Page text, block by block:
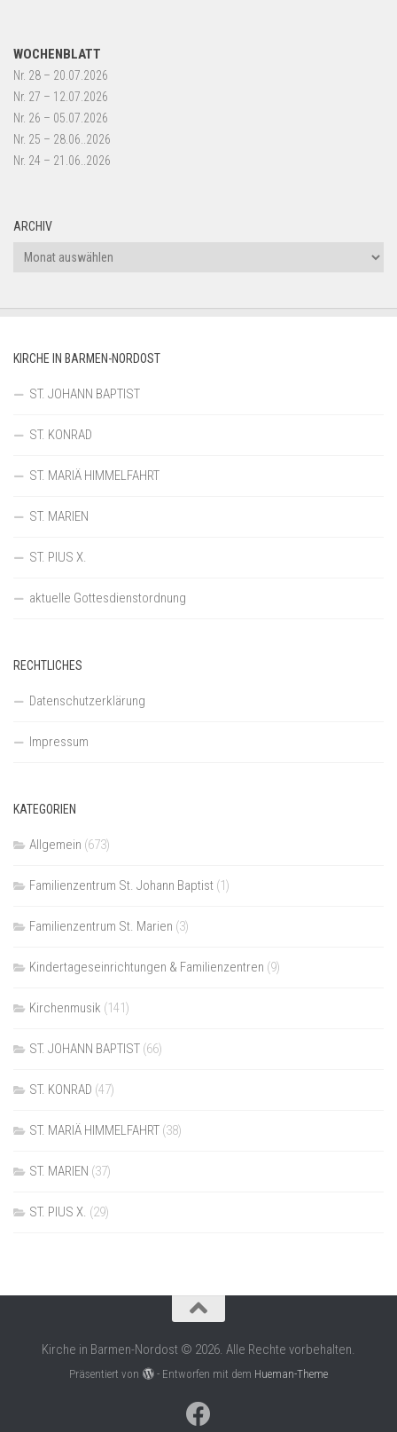
WOCHENBLATT
Nr. 28 – 20.07.2026
Nr. 27 – 12.07.2026
Nr. 26 – 05.07.2026
Nr. 25 – 28.06..2026
Nr. 24 – 21.06..2026
ARCHIV
Archiv
KIRCHE IN BARMEN-NORDOST
ST. JOHANN BAPTIST
ST. KONRAD
ST. MARIÄ HIMMELFAHRT
ST. MARIEN
ST. PIUS X.
aktuelle Gottesdienstordnung
RECHTLICHES
Datenschutzerklärung
Impressum
KATEGORIEN
Allgemein (673)
Familienzentrum St. Johann Baptist (1)
Familienzentrum St. Marien (3)
Kindertageseinrichtungen & Familienzentren (9)
Kirchenmusik (141)
ST. JOHANN BAPTIST (66)
ST. KONRAD (47)
ST. MARIÄ HIMMELFAHRT (38)
ST. MARIEN (37)
ST. PIUS X. (29)
Kirche in Barmen-Nordost © 2026. Alle Rechte vorbehalten.
Präsentiert von - Entworfen mit dem Hueman-Theme